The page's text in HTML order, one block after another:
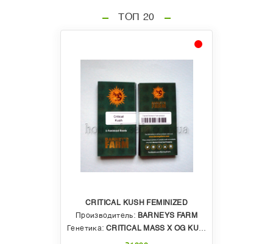
ТОП 20
CRITICAL KUSH FEMINIZED
Производитель: BARNEYS FARM
Генетика: CRITICAL MASS X OG KUSH